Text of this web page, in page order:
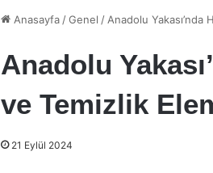
Anasayfa /Genel / Anadolu Yakası’nda
Anadolu
ve Temizlik
21 Eylül 2024